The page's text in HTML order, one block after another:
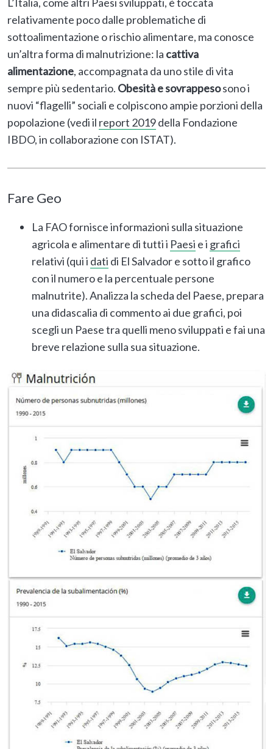
relativamente poco dalle problematiche di
sottoalimentazione o rischio alimentare, ma conosce
un’altra forma di malnutrizione: la cattiva
alimentazione, accompagnata da uno stile di vita
sempre più sedentario. Obesità e sovrappesosono i
nuovi “flagelli” sociali e colpiscono ampie porzioni della
popolazione (vedi il report 2019della Fondazione
IBDO, in collaborazione con ISTAT).
Fare Geo
La FAO fornisce informazioni sulla situazione
agricola e alimentare di tutti i Paesi e i grafici
relativi (qui i dati di El Salvador e sotto il grafico
con il numero e la percentuale persone
malnutrite). Analizza la scheda del Paese, prepara
una didascalia di commento ai due grafici, poi
scegli un Paese tra quelli meno sviluppati e fai una
breve relazione sulla sua situazione.